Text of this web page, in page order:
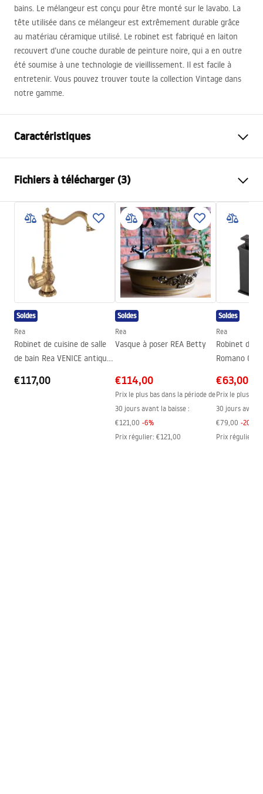
bains. Le mélangeur est conçu pour être monté sur le lavabo. La
tête utilisée dans ce mélangeur est extrêmement durable grâce
au matériau céramique utilisé. Le robinet est fabriqué en laiton
recouvert d’une couche durable de peinture noire, qui a en outre
été soumise à une technologie de vieillissement. Il est facile à
entretenir. Vous pouvez trouver toute la collection Vintage dans
notre gamme.
Caractéristiques
Méthode de montage
Couleur
Noir
Type de bec
Fixe
Matériel
Laiton
Portée du bec
135mm
Hauteur
310mm
Technologie du revêtement
Electroplating
Diamètre de raccordement
3/8 pouce
Garantie
Fichiers à télécharger (3)
Conditions de garantie
Warranty_Terms_and_Conditions_Faucets_-_5.pdf
Instructions de montage
faucet.pdf
Informations de sécurité
Safety_Information_Faucets.pdf
Soldes
Rea
Robinet de cuisine de salle
de bain Rea VENICE antique
€117,00
Soldes
Rea
Vasque à poser REA Betty
€114,00
Prix le plus bas dans la période de
30 jours avant la baisse :
€121,00 -6%
Prix régulier: €121,00
Soldes
Rea
Robinet de
Romano Old
€63,00
Prix le plus
30 jours avant
€79,00 -20
Prix régulier